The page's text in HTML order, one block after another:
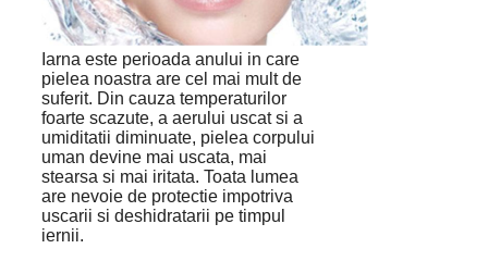
Iarna este perioada anului in care
pielea noastra are cel mai mult de
suferit. Din cauza temperaturilor
foarte scazute, a aerului uscat si a
umiditatii diminuate, pielea corpului
uman devine mai uscata, mai
stearsa si mai iritata. Toata lumea
are nevoie de protectie impotriva
uscarii si deshidratarii pe timpul
iernii.